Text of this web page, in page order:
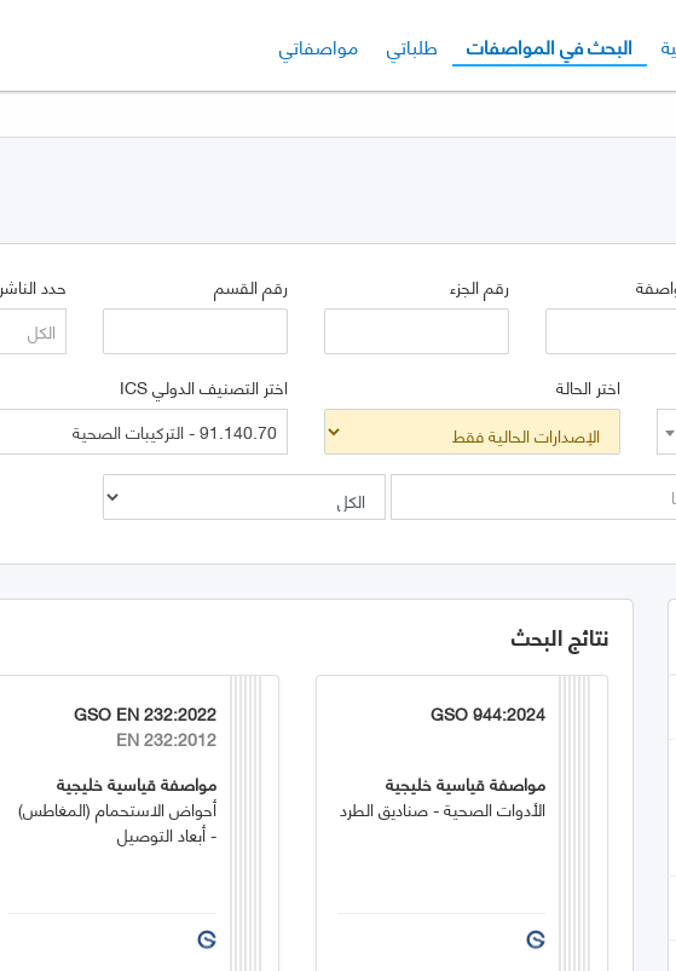
الإصدار الحالي
البحث في المواصفاتالإصدار الحالي
طلباتي مواصفاتي
رقم الجزء رقم القسم
حدد الناشر
الكل
اختر الحالة
اختر التصنيف الدولي ICS
91.140.70 - التركيبات الصحية
نتائج البحث
GSO 944:2024
مواصفة قياسية خليجية
الأدوات الصحية - صناديق الطرد
GSO EN 232:2022
EN 232:2012
مواصفة قياسية خليجية
أحواض الاستحمام (المغاطس)
- أبعاد التوصيل